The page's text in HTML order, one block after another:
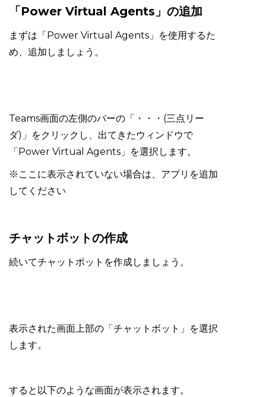
「Power Virtual Agents」の追加
まずは「Power Virtual Agents」を使用するた
め、追加しましょう。
Teams画面の左側のバーの「・・・(三点リー
ダ)」をクリックし、出てきたウィンドウで
「Power Virtual Agents」を選択します。
※ここに表示されていない場合は、アプリを追加
してください
チャットボットの作成
続いてチャットボットを作成しましょう。
表示された画面上部の「チャットボット」を選択
します。
すると以下のような画面が表示されます。